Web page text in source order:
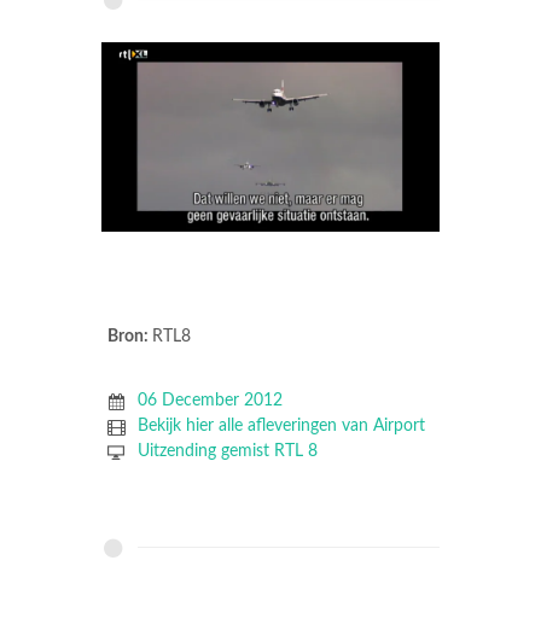
Bron: RTL8
06 December 2012
Bekijk hier alle afleveringen van Airport
Uitzending gemist RTL 8